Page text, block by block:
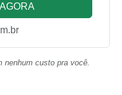
nenhum custo pra você.